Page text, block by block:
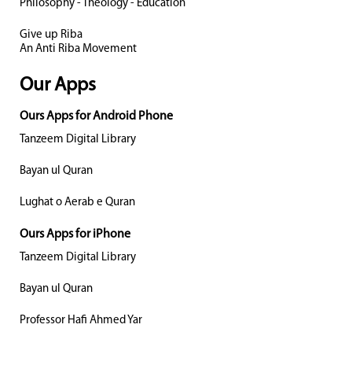
Philosophy - Theology - Education
Give up Riba
An Anti Riba Movement
Our Apps
Ours Apps for Android Phone
Tanzeem Digital Library
Bayan ul Quran
Lughat o Aerab e Quran
Ours Apps for iPhone
Tanzeem Digital Library
Bayan ul Quran
Professor Hafi Ahmed Yar